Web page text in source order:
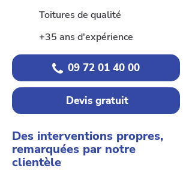
Toitures de qualité
+35 ans d'expérience
09 72 01 40 00
Devis gratuit
Des interventions propres,
remarquées par notre
clientèle